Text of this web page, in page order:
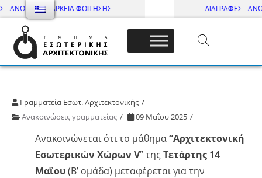
ΑΝΩΤΑΤΗ ΔΙΑΡΚΕΙΑ ΦΟΙΤΗΣΗΣ ------------ ----------- ΔΙΑΓΡΑΦΕΣ -
Τμήμα Εσωτ. Αρχιτεκτονικής – ΔΙ.ΠΑ.Ε
Γραμματεία Εσωτ. Αρχιτεκτονικής
Ανακοινώσεις γραμματείας
09 Μαΐου 2025
Ανακοινώνεται ότι το μάθημα“Αρχιτεκτονική
Εσωτερικών Χώρων V” της Τετάρτης 14
Μαΐου(Β’ ομάδα) μεταφέρεται για την